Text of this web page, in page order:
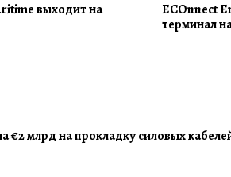
выходит на
ECOnnect
терминал
€2 млрд на прокладку силовых